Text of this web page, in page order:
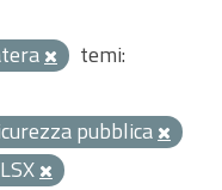
temi:
pubblica